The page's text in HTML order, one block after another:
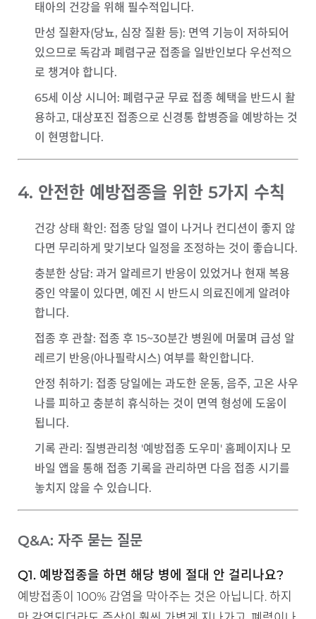
태아의 건강을 위해 필수적입니다.
만성 질환자(당뇨, 심장 질환 등): 면역 기능이 저하되어
있으므로 독감과 폐렴구균 접종을 일반인보다 우선적으
로 챙겨야 합니다.
65세 이상 시니어 : 폐렴구균 무료 접종 혜택을 반드시 활
용하고, 대상포진 접종으로 신경통 합병증을 예방하는 것
이 현명합니다.
4. 안전한 예방접종을 위한 5가지 수칙
건강 상태 확인: 접종 당일 열이 나거나 컨디션이 좋지 않
다면 무리하게 맞기보다 일정을 조정하는 것이 좋습니다.
충분한 상담: 과거 알레르기 반응이 있었거나 현재 복용
중인 약물이 있다면, 예진 시 반드시 의료진에게 알려야
합니다.
접종 후 관찰: 접종 후 15~30분간 병원에 머물며 급성 알
레르기 반응(아나필락시스) 여부를 확인합니다.
안정 취하기 : 접종 당일에는 과도한 운동, 음주, 고온 사우
나를 피하고 충분히 휴식하는 것이 면역 형성에 도움이
됩니다.
기록 관리 : 질병관리청 '예방접종 도우미' 홈페이지나 모
바일 앱을 통해 접종 기록을 관리하면 다음 접종 시기를
놓치지 않을 수 있습니다.
Q&A: 자주 묻는 질문
Q1. 예방접종을 하면 해당 병에 절대 안 걸리나요?
예방접종이 100% 감염을 막아주는 것은 아닙니다. 하지